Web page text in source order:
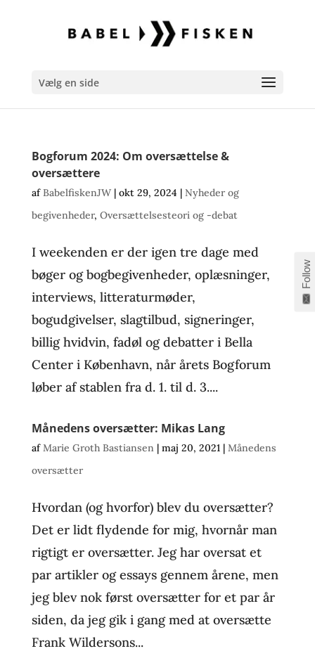
Vælg en side
Bogforum 2024: Om oversættelse &
oversættere
afBabelfiskenJW| okt 29, 2024 | Nyheder og
begivenheder, Oversættelsesteori og -debat
I weekenden er der igen tre dage med
bøger og bogbegivenheder, oplæsninger,
interviews, litteraturmøder,
bogudgivelser, slagtilbud, signeringer,
billig hvidvin, fadøl og debatter i Bella
Center i København, når årets Bogforum
løber af stablen fra d. 1. til d. 3....
Månedens oversætter: Mikas Lang
afMarie Groth Bastiansen| maj 20, 2021| Månedens
oversætter
Hvordan (og hvorfor) blev du oversætter?
Det er lidt flydende for mig, hvornår man
rigtigt er oversætter. Jeg har oversat et
par artikler og essays gennem årene, men
jeg blev nok først oversætter for et par år
siden, da jeg gik i gang med at oversætte
Frank Wildersons...
Follow